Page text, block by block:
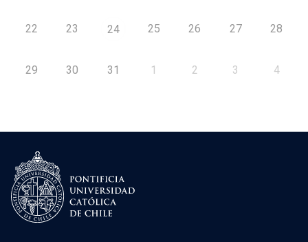
22 23 24 25 26 27 28
29 30 31 1 2 3 4